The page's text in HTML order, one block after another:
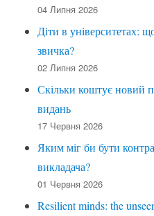
04 Липня 2026
Діти в університетах:
звичка?
02 Липня 2026
Скільки коштує новий
видань
17 Червня 2026
Яким міг би бути
викладача?
01 Червня 2026
Resilient minds: the